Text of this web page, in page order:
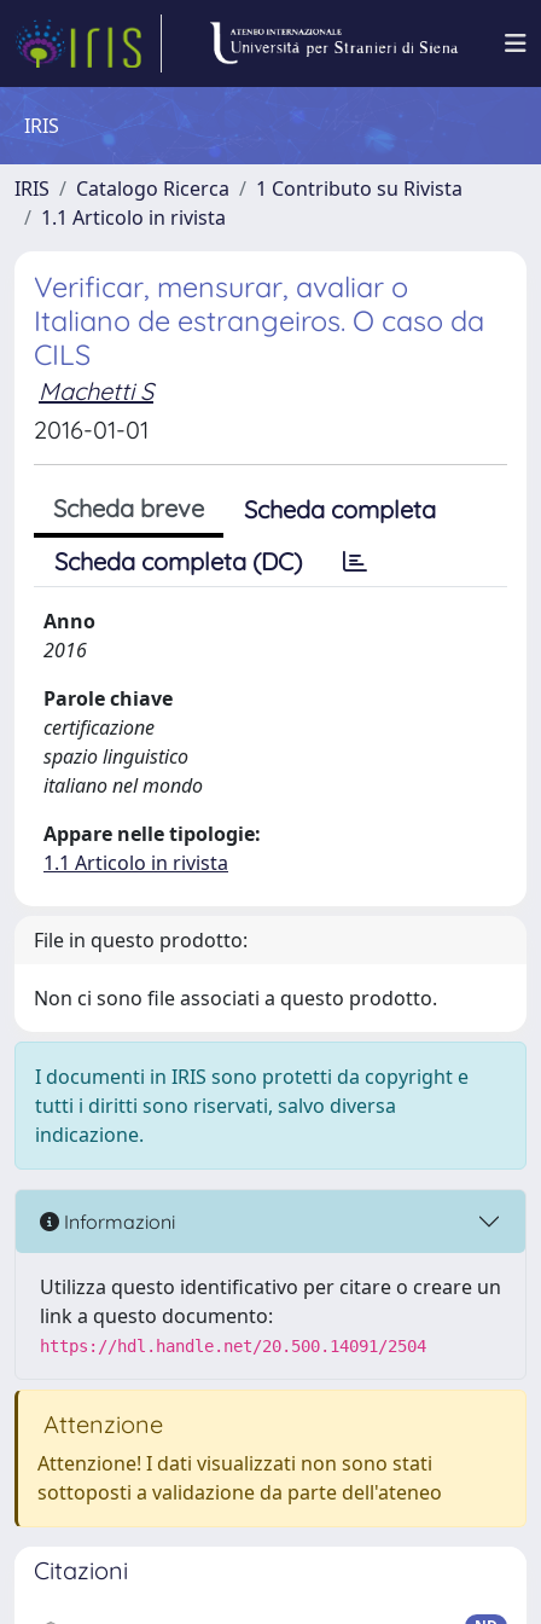
IRIS
IRIS Catalogo Ricerca
1 Contributo su Rivista
1.1 Articolo in rivista
Verificar, mensurar, avaliar o
Italiano de estrangeiros. O caso da
CILS
Machetti S
2016-01-01
Scheda breve
Scheda completa
Scheda completa (DC)
Anno
2016
Parole chiave
certificazione
spazio linguistico
italiano nel mondo
Appare nelle tipologie:
1.1 Articolo in rivista
File in questo prodotto:
Non ci sono file associati a questo prodotto.
I documenti in IRIS sono protetti da copyright e
tutti i diritti sono riservati, salvo diversa
indicazione.
Informazioni
Utilizza questo identificativo per citare o creare un
link a questo documento:
https://hdl.handle.net/20.500.14091/2504
Attenzione
Attenzione! I dati visualizzati non sono stati
sottoposti a validazione da parte dell'ateneo
Citazioni